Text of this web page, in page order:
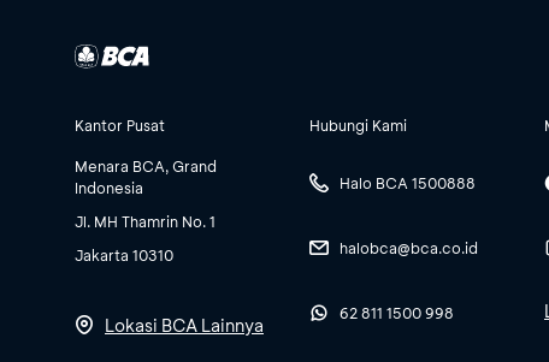
Kantor Pusat
Menara BCA, Grand
Indonesia
Jl. MH Thamrin No. 1
Jakarta 10310
Lokasi BCA Lainnya
Hubungi Kami
Halo BCA 1500888
halobca@bca.co.id
62 811 1500 998